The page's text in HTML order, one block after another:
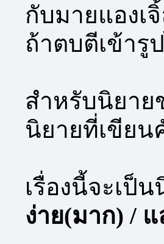
กับมายแองเ
ถ้าตบตีเข้า
สำหรับนิยา
นิยายที่เขียน
เรื่องนี้จะเป็
ง่าย(มาก) /